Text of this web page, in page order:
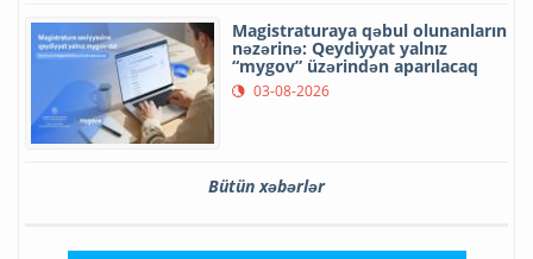
Magistraturaya qəbul olunanların
nəzərinə: Qeydiyyat yalnız
“mygov” üzərindən aparılacaq
03-08-2026
Bütün xəbərlər